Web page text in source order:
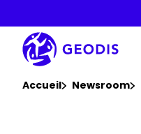
contenu
principal
Accueil Newsroom